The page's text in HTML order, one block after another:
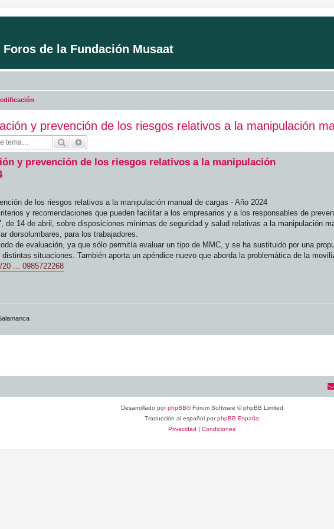
Foros de la Fundación Musaat
y prevención de los riesgos relativos a la manipulación
Buscar
y prevención de los riesgos relativos a la manipulación
de los riesgos relativos a la manipulación manual de cargas - Año 2024
y recomendaciones que pueden facilitar a los empresarios y a los responsables de
de 14 de abril, sobre disposiciones mínimas de seguridad y salud relativas a la manipulación
dorsolumbares, para los trabajadores.
de evaluación, ya que sólo permitía evaluar un tipo de MMC, y se ha sustituido por una
situaciones. También aporta un apéndice nuevo que aborda la problemática de la
... 0985722268
Desarrollado porphpBB® Forum Software © phpBB Limited
Traducción al español porphpBB España
Privacidad | Condiciones